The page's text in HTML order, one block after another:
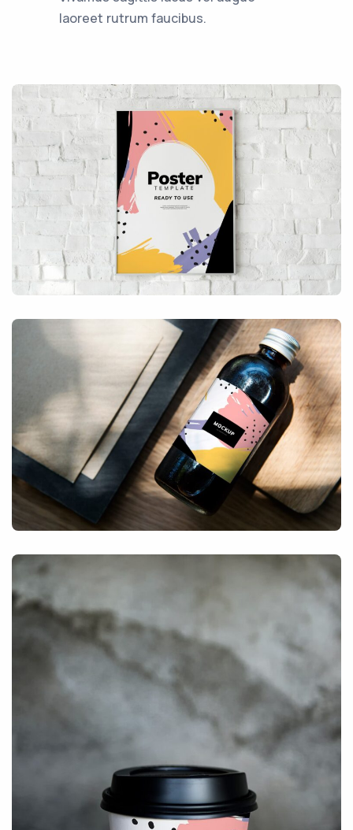
laoreet rutrum faucibus.